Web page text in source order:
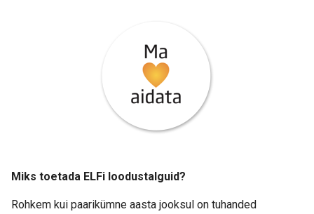
Miks toetada ELFi loodustalguid?
Rohkem kui paarikümne aasta jooksul on tuhanded